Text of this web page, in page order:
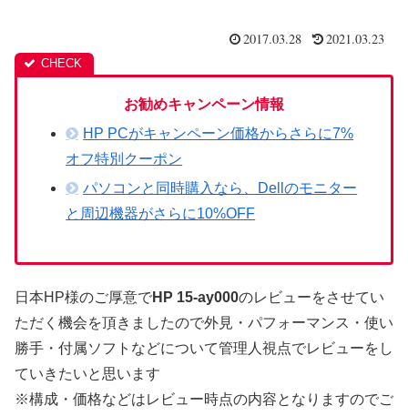
2017.03.28 2021.03.23
お勧めキャンペーン情報
HP PCがキャンペーン価格からさらに7%
オフ特別クーポン
パソコンと同時購入なら、Dellのモニター
と周辺機器がさらに10%OFF
日本HP様のご厚意でHP 15-ay000のレビューをさせてい
ただく機会を頂きましたので外見・パフォーマンス・使い
勝手・付属ソフトなどについて管理人視点でレビューをし
ていきたいと思います
※構成・価格などはレビュー時点の内容となりますのでご